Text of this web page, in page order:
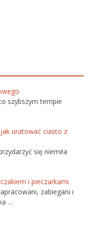
szybszym tempie
uratować ciasto z
się niemiła
i pieczarkami.
zabiegani i
…